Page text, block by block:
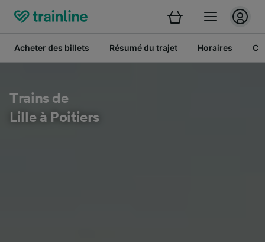
Acheter des billets Résumé du trajet Horaires
Trains de
Lille à Poitiers